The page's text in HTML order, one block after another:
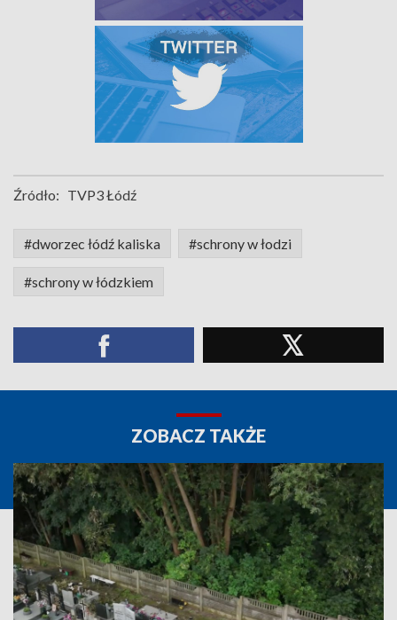
Źródło: TVP3 Łódź
#dworzec łódź kaliska #schrony w łodzi
#schrony w łódzkiem
ZOBACZ TAKŻE